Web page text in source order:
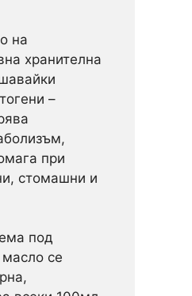
на
хранителна
–
при
стомашни и
под
се